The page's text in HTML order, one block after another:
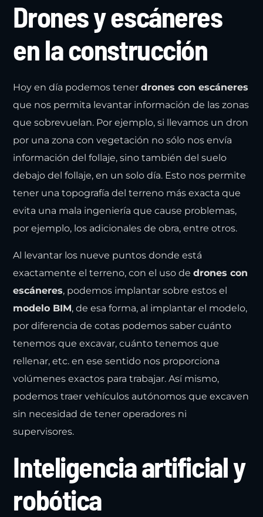
Drones y escáneres
en la construcción
Hoy en día podemos tenerdrones con escáneres
que nos permita levantar información de las zonas
que sobrevuelan. Por ejemplo, si llevamos un dron
por una zona con vegetación no sólo nos envía
información del follaje, sino también del suelo
debajo del follaje, en un solo día. Esto nos permite
tener una topografía del terreno más exacta que
evita una mala ingeniería que cause problemas,
por ejemplo, los adicionales de obra, entre otros.
Al levantar los nueve puntos donde está
exactamente el terreno, con el uso dedrones con
escáneres, podemos implantar sobre estos el
modelo BIM, de esa forma, al implantar el modelo,
por diferencia de cotas podemos saber cuánto
tenemos que excavar, cuánto tenemos que
rellenar, etc. en ese sentido nos proporciona
volúmenes exactos para trabajar. Así mismo,
podemos traer vehículos autónomos que excaven
sin necesidad de tener operadores ni
supervisores.
Inteligencia artificial y
robótica